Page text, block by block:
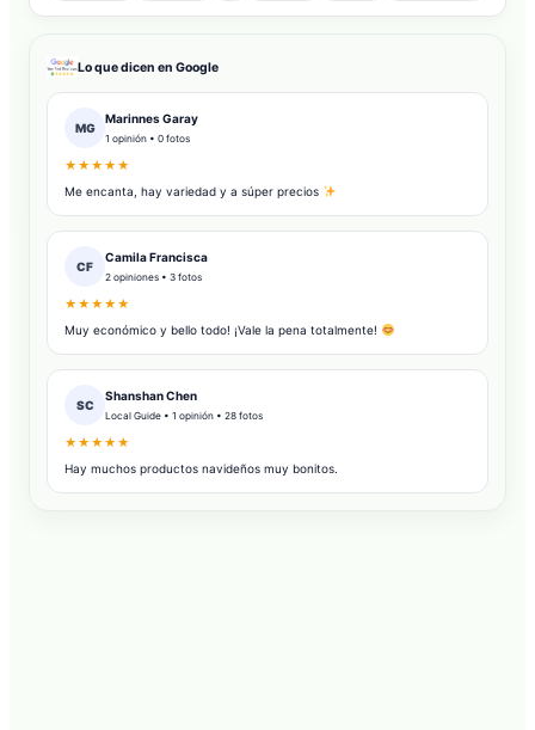
Lo que dicen en Google
MG
Marinnes Garay
1 opinión • 0 fotos
★★★★★
Me encanta, hay variedad y a súper precios
CF
Camila Francisca
2 opiniones • 3 fotos
★★★★★
Muy económico y bello todo! ¡Vale la pena totalmente!
SC
Shanshan Chen
Local Guide • 1 opinión • 28 fotos
★★★★★
Hay muchos productos navideños muy bonitos.